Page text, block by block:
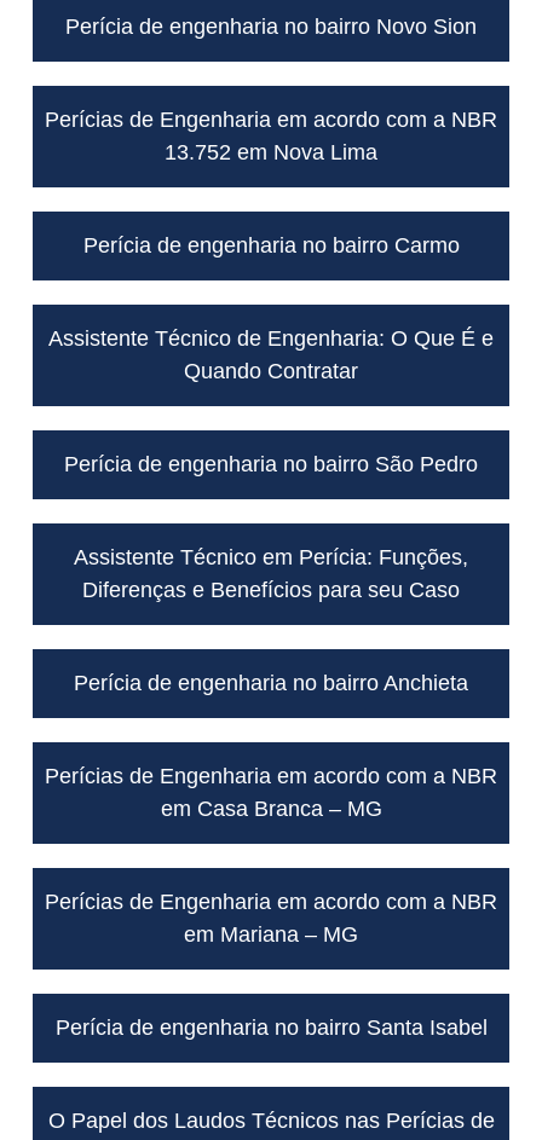
Perícia de engenharia no bairro Novo Sion
Perícias de Engenharia em acordo com a NBR
13.752 em Nova Lima
Perícia de engenharia no bairro Carmo
Assistente Técnico de Engenharia: O Que É e
Quando Contratar
Perícia de engenharia no bairro São Pedro
Assistente Técnico em Perícia: Funções,
Diferenças e Benefícios para seu Caso
Perícia de engenharia no bairro Anchieta
Perícias de Engenharia em acordo com a NBR
em Casa Branca – MG
Perícias de Engenharia em acordo com a NBR
em Mariana – MG
Perícia de engenharia no bairro Santa Isabel
O Papel dos Laudos Técnicos nas Perícias de